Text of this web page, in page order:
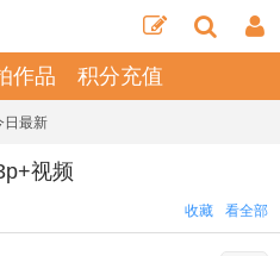
作品 积分充值
日最新
视频
看全部
收藏